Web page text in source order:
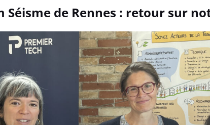
Séisme de Rennes : retour sur